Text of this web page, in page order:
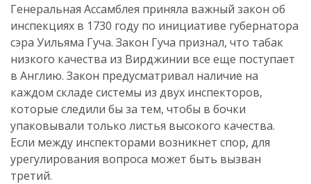
Генеральная Ассамблея приняла важный закон об
инспекциях в 1730 году по инициативе губернатора
сэра Уильяма Гуча. Закон Гуча признал, что табак
низкого качества из Вирджинии все еще поступает
в Англию. Закон предусматривал наличие на
каждом складе системы из двух инспекторов,
которые следили бы за тем, чтобы в бочки
упаковывали только листья высокого качества.
Если между инспекторами возникнет спор, для
урегулирования вопроса может быть вызван
третий.